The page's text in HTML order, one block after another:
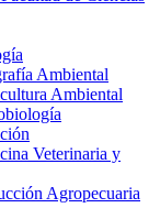
Ambiental
Ambiental
Veterinaria y
Agropecuaria